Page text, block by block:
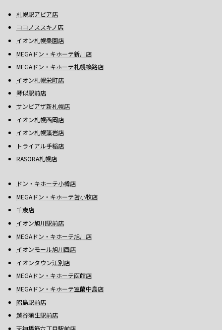
札幌駅アピア店
ココノススキノ店
イオン札幌桑園店
MEGAドン・キホーテ新川店
MEGAドン・キホーテ札幌篠路店
イオン札幌栄町店
琴似駅前店
サンピアザ新札幌店
イオン札幌西岡店
イオン札幌藻岩店
トライアル手稲店
RASORA札幌店
ドン・キホーテ小樽店
MEGAドン・キホーテ苫小牧店
千歳店
イオン旭川駅前店
MEGAドン・キホーテ旭川店
イオンモール旭川西店
イオンタウン江別店
MEGAドン・キホーテ函館店
MEGAドン・キホーテ室蘭中島店
昭島駅前店
越谷蒲生駅前店
天神橋筋六丁目駅前店